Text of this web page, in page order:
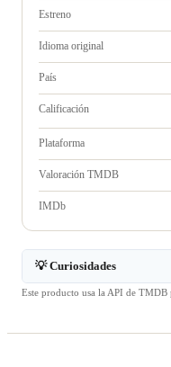
Estreno
Idioma original
País
Calificación
Plataforma
Valoración TMDB
IMDb
💡 Curiosidades
Este producto usa la API de